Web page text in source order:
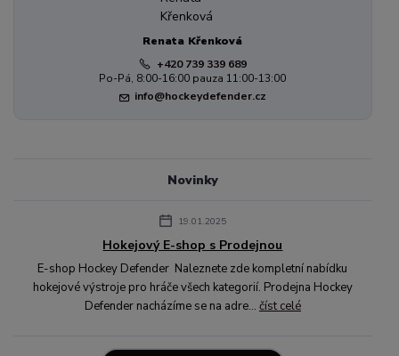
Renata Křenková
+420 739 339 689
Po-Pá, 8:00-16:00 pauza 11:00-13:00
info@hockeydefender.cz
Novinky
19.01.2025
Hokejový E-shop s Prodejnou
E-shop Hockey Defender Naleznete zde kompletní nabídku
hokejové výstroje pro hráče všech kategorií. Prodejna Hockey
Defender nacházíme se na adre... číst celé